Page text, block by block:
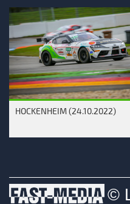
HOCKENHEIM (24.10.2022)
©